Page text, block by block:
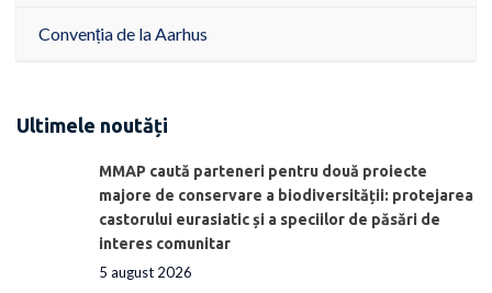
Convenția de la Aarhus
Ultimele noutăți
MMAP caută parteneri pentru două proiecte
majore de conservare a biodiversității: protejarea
castorului eurasiatic și a speciilor de păsări de
interes comunitar
5 august 2026